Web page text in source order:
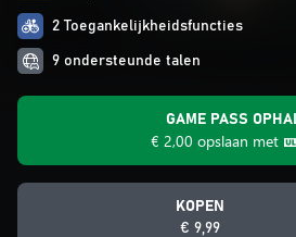
2 Toegankelijkheidsfuncties
9 ondersteunde talen
GAME PASS
€ 2,00 opslaan met
KOPEN
€ 9,99